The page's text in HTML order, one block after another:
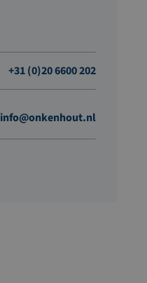
+31 (0)20 6600 202
info@onkenhout.nl